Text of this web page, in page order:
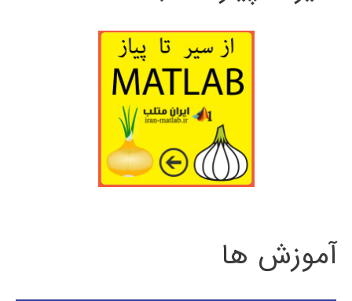
آموزش ها